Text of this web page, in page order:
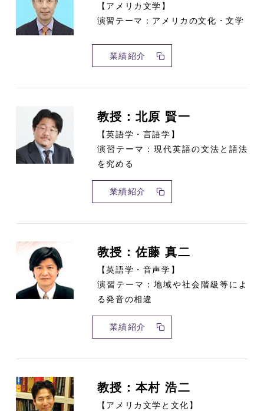
【アメリカ文学】
演習テーマ：アメリカの文化・文学
業績紹介
教授：北原 賢一
【英語学・言語学】
演習テーマ：現代英語の文法と語法
を究める
業績紹介
教授：佐藤 真二
【英語学・音声学】
演習テーマ：地域や社会階級等によ
る発音の相違
業績紹介
教授：本村 浩二
【アメリカ文学と文化】